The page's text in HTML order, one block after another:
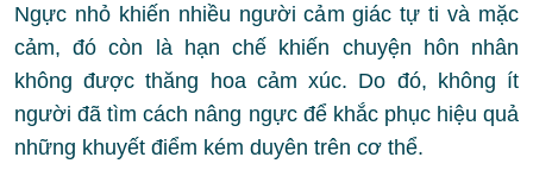
Ngực nhỏ khiến nhiều người cảm giác tự ti và mặc
cảm, đó còn là hạn chế khiến chuyện hôn nhân
không được thăng hoa cảm xúc. Do đó, không ít
người đã tìm cách nâng ngực để khắc phục hiệu quả
những khuyết điểm kém duyên trên cơ thể.